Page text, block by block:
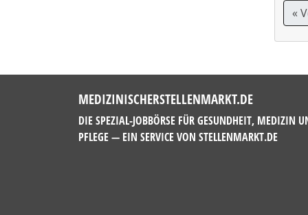
«
MEDIZINISCHERSTELLENMARKT.DE
DIE SPEZIAL-JOBBÖRSE FÜR GESUNDHEIT, MEDIZIN
PFLEGE — EIN SERVICE VON STELLENMARKT.DE